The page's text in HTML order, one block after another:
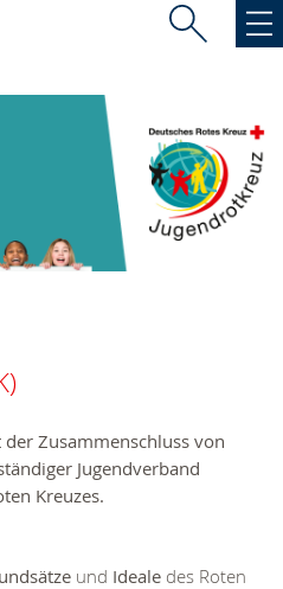
der Zusammenschluss von
Jugendverband
Kreuzes.
und Ideale des Roten